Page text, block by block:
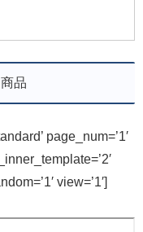
品
page_num=’1′
view=’1′]